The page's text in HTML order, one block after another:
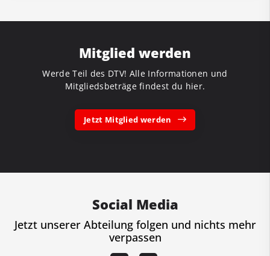
Mitglied werden
Werde Teil des DTV! Alle Informationen und
Mitgliedsbeträge findest du hier.
Jetzt Mitglied werden
Social Media
Jetzt unserer Abteilung folgen und nichts mehr
verpassen